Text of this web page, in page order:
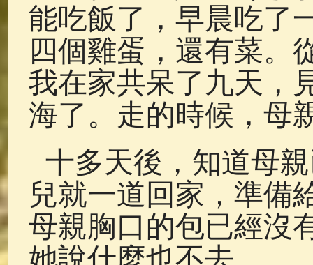
能吃飯了，早晨吃了
四個雞蛋，還有菜。
我在家共呆了九天，
海了。走的時候，母
十多天後，知道母
兒就一道回家，準備
母親胸口的包已經沒